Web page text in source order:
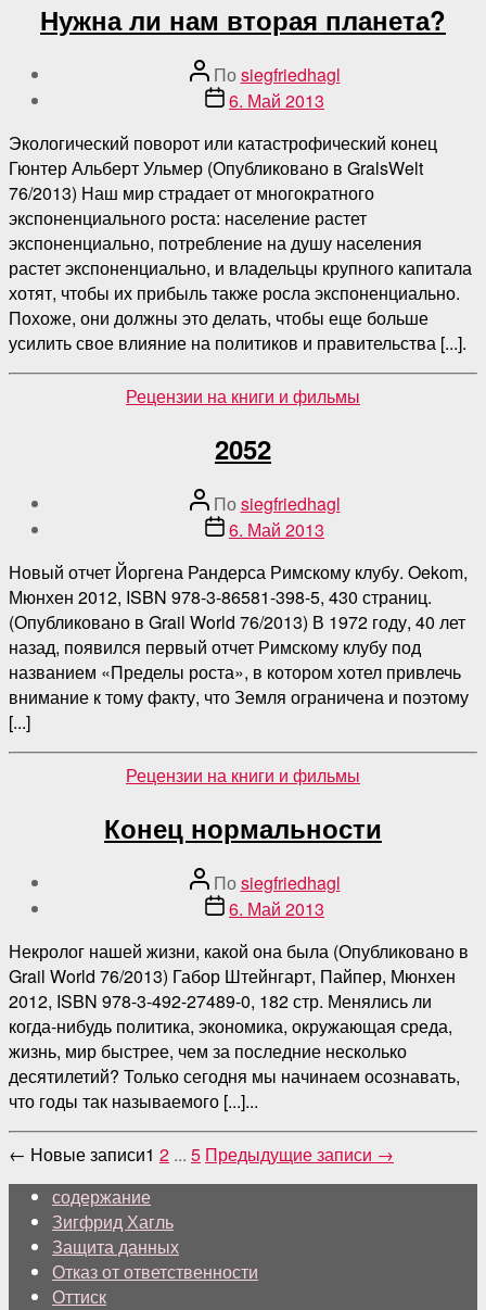
Нужна ли нам вторая планета?
Автор
поста
Поsiegfriedhagl
Дата6. Май 2013
Экологический поворот или катастрофический конец
Гюнтер Альберт Ульмер (Опубликовано в GralsWelt
76/2013) Наш мир страдает от многократного
экспоненциального роста: население растет
экспоненциально, потребление на душу населения
растет экспоненциально, и владельцы крупного капитала
хотят, чтобы их прибыль также росла экспоненциально.
Похоже, они должны это делать, чтобы еще больше
усилить свое влияние на политиков и правительства [...].
Категории
Рецензии на книги и фильмы
2052
Автор
поста
Поsiegfriedhagl
Дата6. Май 2013
Новый отчет Йоргена Рандерса Римскому клубу. Oekom,
Мюнхен 2012, ISBN 978-3-86581-398-5, 430 страниц.
(Опубликовано в Grail World 76/2013) В 1972 году, 40 лет
назад, появился первый отчет Римскому клубу под
названием «Пределы роста», в котором хотел привлечь
внимание к тому факту, что Земля ограничена и поэтому
[...]
Категории
Рецензии на книги и фильмы
Конец нормальности
Автор
поста
Поsiegfriedhagl
Дата6. Май 2013
Некролог нашей жизни, какой она была (Опубликовано в
Grail World 76/2013) Габор Штейнгарт, Пайпер, Мюнхен
2012, ISBN 978-3-492-27489-0, 182 стр. Менялись ли
когда-нибудь политика, экономика, окружающая среда,
жизнь, мир быстрее, чем за последние несколько
десятилетий? Только сегодня мы начинаем осознавать,
что годы так называемого [...]...
Пагинация
записей
← Новыезаписи1 2 ... 5 Предыдущиезаписи →
содержание
Зигфрид Хагль
Защита данных
Отказ от ответственности
Оттиск